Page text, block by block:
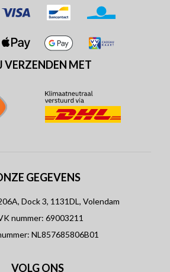
VERZENDEN MET
GEGEVENS
Dock 3, 1131DL, Volendam
nummer: 69003211
NL857685806B01
VOLG ONS